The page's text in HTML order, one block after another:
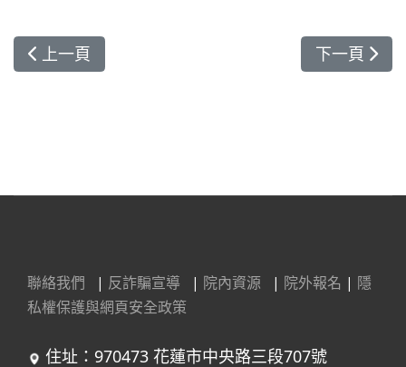
上一篇文章: 視病如親用心守護 良醫獲表揚
上一頁 下一篇文章
下一頁
聯絡我們 | 反詐騙宣導 | 院內資源 | 院外報名 | 隱
私權保護與網頁安全政策
住址：970473 花蓮市中央路三段707號